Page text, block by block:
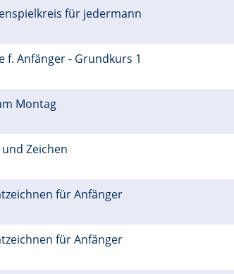
für jedermann
f. Anfänger - Grundkurs 1
Montag
Zeichen
für Anfänger
für Anfänger